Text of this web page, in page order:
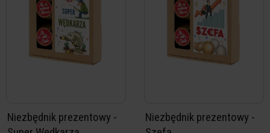
Niezbędnik prezentowy -
Niezbędnik prezentowy -